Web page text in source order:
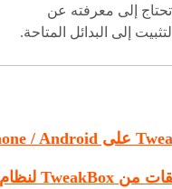
إلى معرفته عن
الجزء 3. كيفية تنزيل التطبيقات من TweakBox لنظام